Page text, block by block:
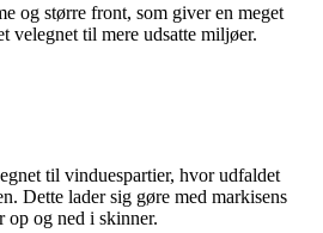
og større front, som giver en meget
velegnet til mere udsatte miljøer.
til vinduespartier, hvor udfaldet
Dette lader sig gøre med markisens
op og ned i skinner.